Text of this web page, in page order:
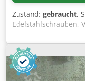
Zustand: gebraucht,
Edelstahlschrauben,
Stockschrauben,
Hersteller: Würth,
Dichtscheibe 75
Material: Edelstahl A2
pro Karton -Gewicht: